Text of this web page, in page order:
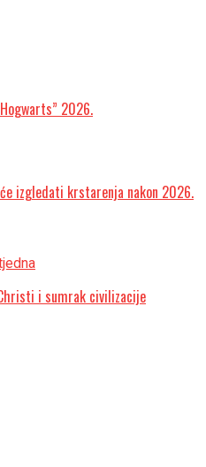
2026.
izgledati krstarenja nakon 2026.
i sumrak civilizacije